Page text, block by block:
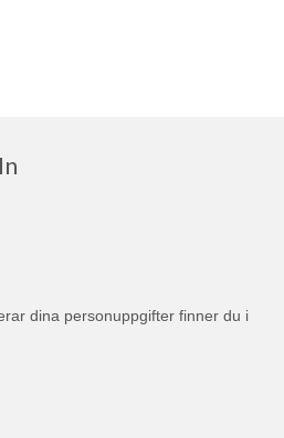
dina personuppgifter finner du i